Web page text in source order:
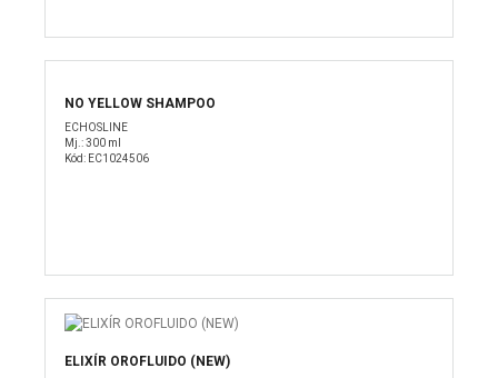
NO YELLOW SHAMPOO
ECHOSLINE
Mj.: 300 ml
Kód: EC1024506
ELIXÍR OROFLUIDO (NEW)